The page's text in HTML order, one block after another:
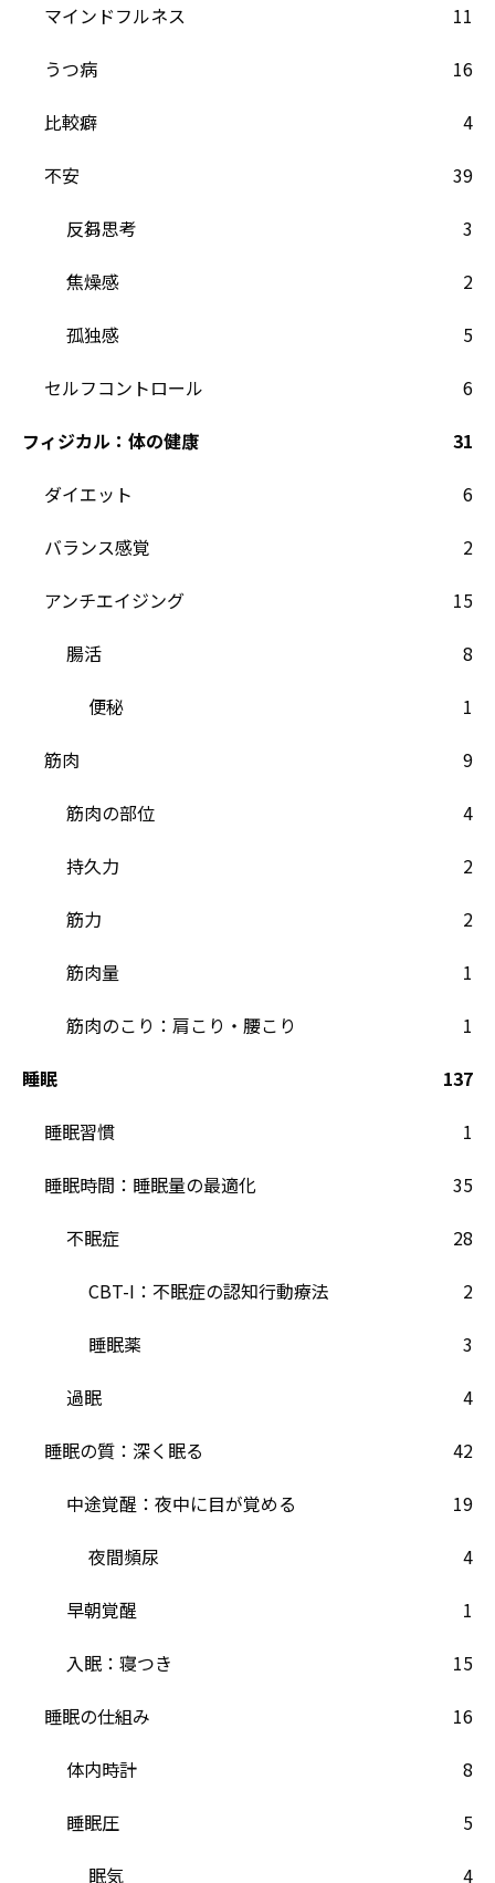
マインドフルネス
11
うつ病
16
比較癖
4
不安
39
反芻思考
3
焦燥感
2
孤独感
5
セルフコントロール
6
フィジカル：体の健康
31
ダイエット
6
バランス感覚
2
アンチエイジング
15
腸活
8
便秘
1
筋肉
9
筋肉の部位
4
持久力
2
筋力
2
筋肉量
1
筋肉のこり：肩こり・腰こり
1
睡眠
137
睡眠習慣
1
睡眠時間：睡眠量の最適化
35
不眠症
28
CBT-I：不眠症の認知行動療法
2
睡眠薬
3
過眠
4
睡眠の質：深く眠る
42
中途覚醒：夜中に目が覚める
19
夜間頻尿
4
早朝覚醒
1
入眠：寝つき
15
睡眠の仕組み
16
体内時計
8
睡眠圧
5
眠気
4